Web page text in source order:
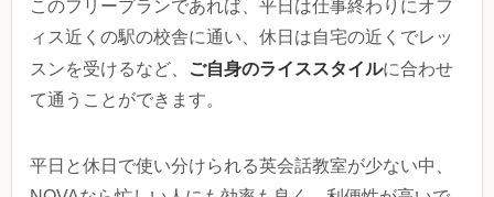
このフリープランであれば、平日は仕事終わりにオフ
ィス近くの駅の校舎に通い、休日は自宅の近くでレッ
スンを受けるなど、
ご自身のライススタイルに合わせ
て通うことができます。
平日と休日で使い分けられる英会話教室が少ない中、